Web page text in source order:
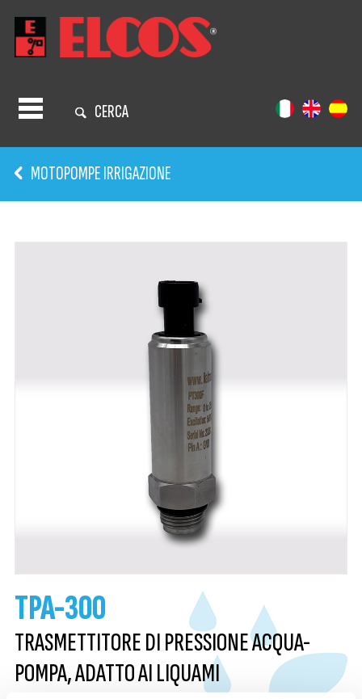
CERCA
MOTOPOMPE IRRIGAZIONE
TPA-300
TRASMETTITORE DI PRESSIONE ACQUA-
POMPA, ADATTO AI LIQUAMI